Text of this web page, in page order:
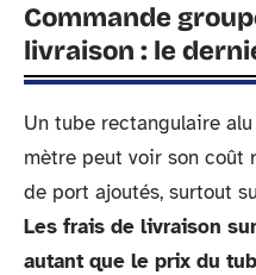
Commande
livraison : le
Un tube rectangulaire
mètre peut voir son coût
de port ajoutés, surtout
Les frais de livraison
autant que le prix du